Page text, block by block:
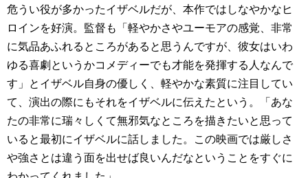
危うい役が多かったイザベルだが、本作ではしなやかなヒ
ロインを好演。監督も「軽やかさやユーモアの感覚、非常
に気品あふれるところがあると思うんですが、彼女はいわ
ゆる喜劇というかコメディーでも才能を発揮する人なんで
す」とイザベル自身の優しく、軽やかな素質に注目してい
て、演出の際にもそれをイザベルに伝えたという。「あな
たの非常に瑞々しくて無邪気なところを描きたいと思って
いると最初にイザベルに話しました。この映画では厳しさ
や強さとは違う面を出せば良いんだなということをすぐに